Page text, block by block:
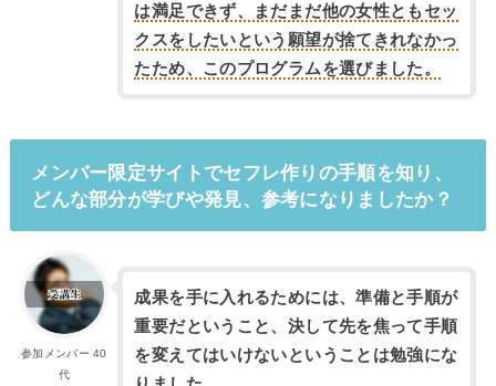
は満足できず、まだまだ他の女性ともセッ
クスをしたいという願望が捨てきれなかっ
たため、このプログラムを選びました。
メンバー限定サイトでセフレ作りの手順を知り、
どんな部分が学びや発見、参考になりましたか？
参加メンバー 40
代
成果を手に入れるためには、準備と手順が
重要だということ、決して先を焦って手順
を変えてはいけないということは勉強にな